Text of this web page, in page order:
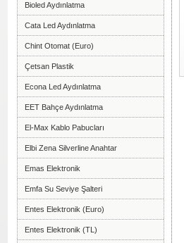
Bioled Aydınlatma
Cata Led Aydınlatma
Chint Otomat (Euro)
Çetsan Plastik
Econa Led Aydınlatma
EET Bahçe Aydınlatma
El-Max Kablo Pabucları
Elbi Zena Silverline Anahtar
Emas Elektronik
Emfa Su Seviye Şalteri
Entes Elektronik (Euro)
Entes Elektronik (TL)